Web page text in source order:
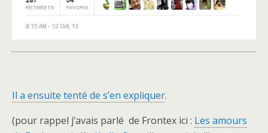
Il a ensuite tenté de s’en expliquer.
(pour rappel j’avais parlé de Frontex ici : Les amours